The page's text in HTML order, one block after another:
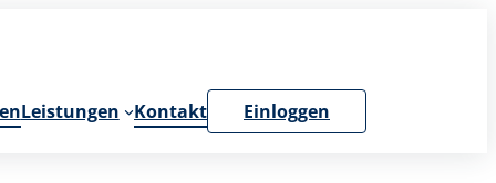
Leistungen Kontakt Einloggen